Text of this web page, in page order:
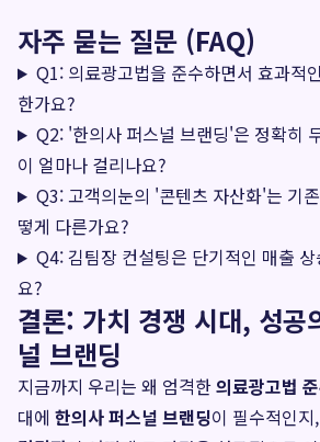
자주 묻는 질문 (FAQ)
Q1: 의료광고법을 준수하면서 효과적
한가요?
Q2: '한의사 퍼스널 브랜딩'은 정확히
이 얼마나 걸리나요?
Q3: 고객의눈의 '콘텐츠 자산화'는 기
떻게 다른가요?
Q4: 김팀장 컨설팅은 단기적인 매출
요?
결론: 가치 경쟁 시대, 성공
널 브랜딩
지금까지 우리는 왜 엄격한의료광고법
대에 한의사 퍼스널 브랜딩이 필수적인지